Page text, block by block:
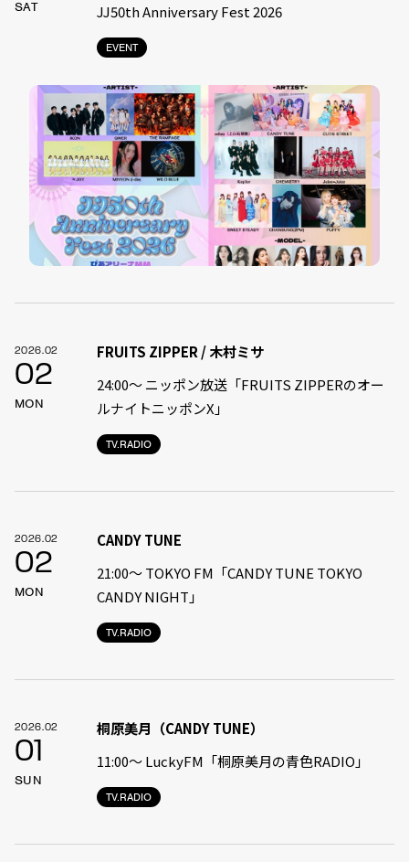
SAT
EVENT
JJ50th Anniversary Fest 2026
2026.02
02
MON
TV.RADIO
FRUITS ZIPPER / 木村ミサ
24:00〜 ニッポン放送「FRUITS ZIPPERのオー
ルナイトニッポンX」
2026.02
02
MON
TV.RADIO
CANDY TUNE
21:00〜 TOKYO FM「CANDY TUNE TOKYO
CANDY NIGHT」
2026.02
01
SUN
TV.RADIO
桐原美月（CANDY TUNE）
11:00〜 LuckyFM「桐原美月の青色RADIO」